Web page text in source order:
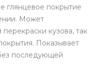
глянцевое покрытие
Может
кузова, так
Показывает
последующей